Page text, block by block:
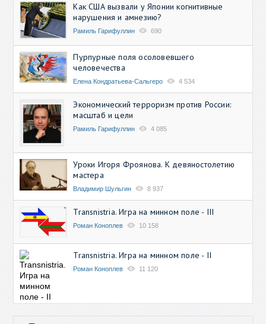
Как США вызвали у Японии когнитивные
нарушения и амнезию?
Рамиль Гарифуллин 690
Пурпурные поля осоловевшего
человечества
Елена Кондратьева-Сальгеро 4 534
Экономический терроризм против России:
масштаб и цели
Рамиль Гарифуллин 4 085
Уроки Игоря Фроянова. К девяностолетию
мастера
Владимир Шульгин 8 937
Transnistria. Игра на минном поле - III
Роман Коноплев 10 158
Transnistria. Игра на минном поле - II
Роман Коноплев 11 120